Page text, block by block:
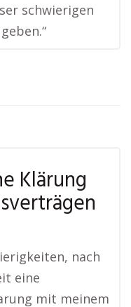
schwierigen
Klärung
nach
eine
mit meinem